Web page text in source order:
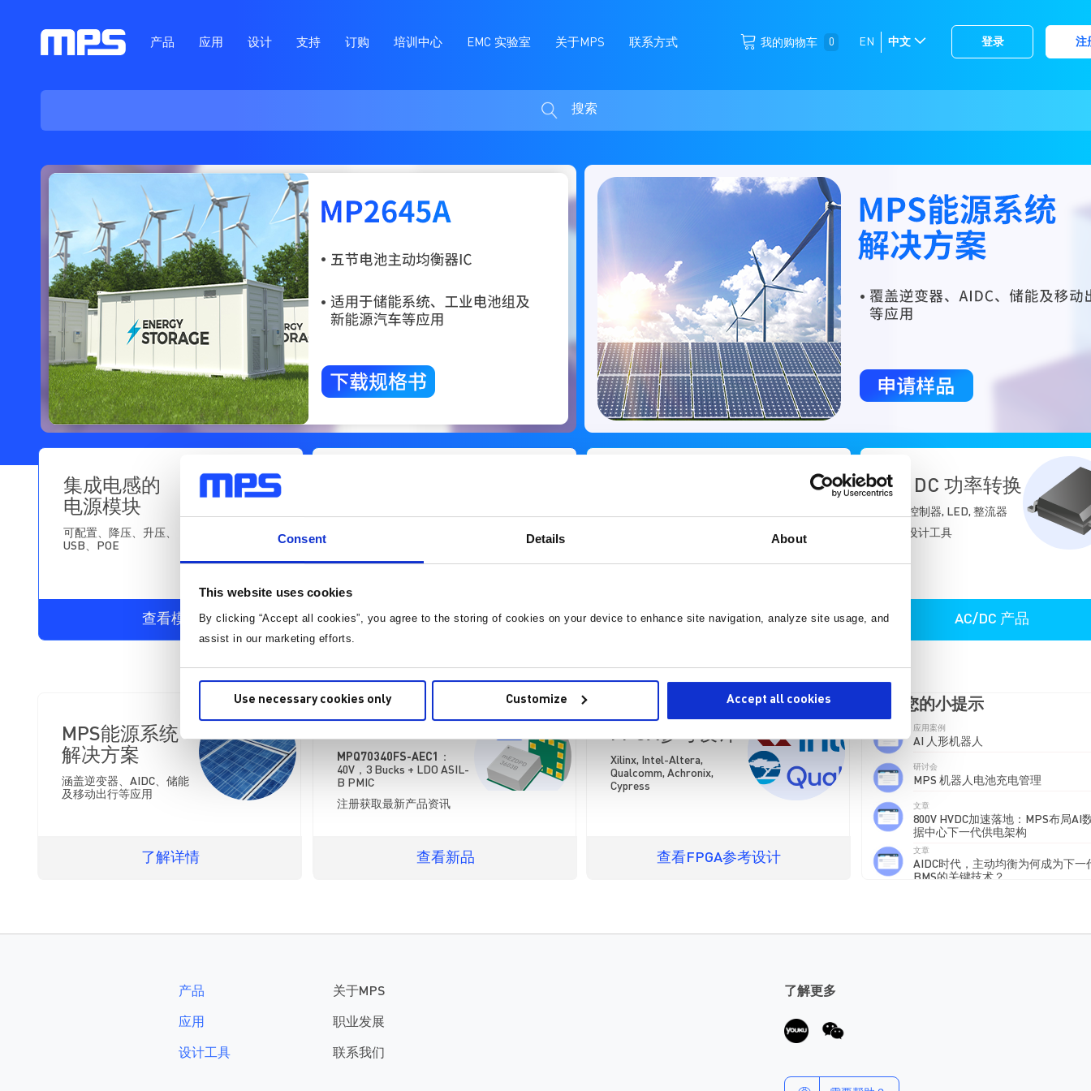
Consent Details About
This website uses cookies
By clicking “Accept all cookies”, you agree to the storing of cookies on your device to enhance site navigation, analyze site usage, and
assist in our marketing efforts.
Use necessary cookies only Customize Accept all cookies
产品 应用 设计 支持 订购 培训中心 EMC 实验室 关于MPS 联系方式 我的购物车 0 登录 注
跳
到
EN
选
中文
搜索
集成电感的
电源模块
可配置、降压、升压、
USB、POE
查看模块 查看传感器 查看全部
AC DC 功率转换
反激控制器, LED, 整流器
LLC 设计工具
AC/DC 产品
MPS能源系统
解决方案
涵盖逆变器、AIDC、储能
及移动出行等应用
了解详情
MPQ70340FS-AEC1
：
40V，3 Bucks + LDO ASIL-
B PMIC
注册获取最新产品资讯
查看新品
FPGA参考设计
Xilinx, Intel-Altera,
Qualcomm, Achronix,
Cypress
查看FPGA参考设计
有助您的小提示
应用案例
AI 人形机器人
研讨会
MPS 机器人电池充电管理
文章
800V HVDC加速落地：MPS布局AI
据中心下一代供电架构
文章
AIDC时代，主动均衡为何成为下一
BMS的关键技术？
产品
应用
设计工具
关于MPS
职业发展
联系我们
了解更多